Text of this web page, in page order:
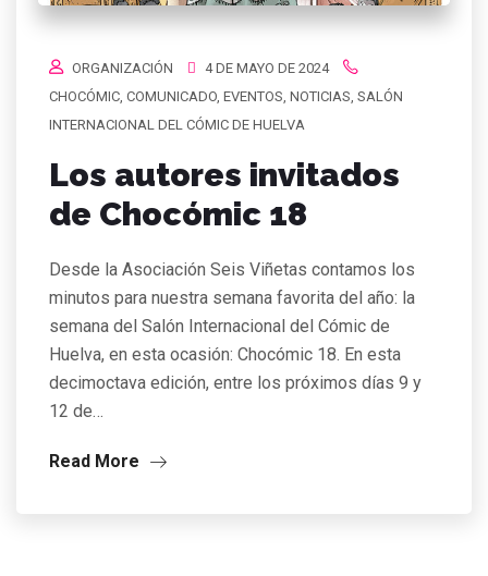
ORGANIZACIÓN
4 DE MAYO DE 2024
CHOCÓMIC COMUNICADO EVENTOS NOTICIAS SALÓN
INTERNACIONAL DEL CÓMIC DE HUELVA
Los autores invitados
de Chocómic 18
Desde la Asociación Seis Viñetas contamos los
minutos para nuestra semana favorita del año: la
semana del Salón Internacional del Cómic de
Huelva, en esta ocasión: Chocómic 18. En esta
decimoctava edición, entre los próximos días 9 y
12 de…
Read More